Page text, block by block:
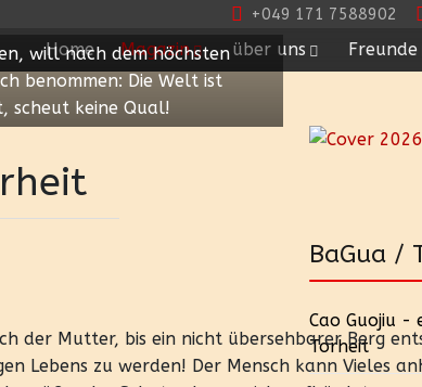
+049 171 7588902
Home Magazin über uns Freunde
will nach dem höchsten
benommen: Die Welt ist
scheut keine Qual!
der Mutter, bis ein nicht übersehbarer Berg
Lebens zu werden! Der Mensch kann Vieles
BaGua /
Cao Guojiu -
Torheit